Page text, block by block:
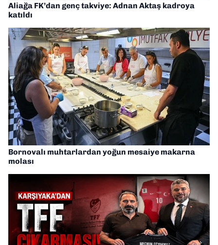
Aliağa FK’dan genç takviye: Adnan Aktaş kadroya
katıldı
Bornovalı muhtarlardan yoğun mesaiye makarna
molası